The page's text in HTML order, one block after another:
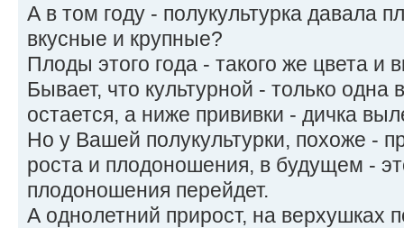
А в том году - полукультурка давала
вкусные и крупные?
Плоды этого года - такого же цвета и
Бывает, что культурной - только одна
остается, а ниже прививки - дичка
Но у Вашей полукультурки, похоже -
роста и плодоношения, в будущем -
плодоношения перейдет.
А однолетний прирост, на верхушках